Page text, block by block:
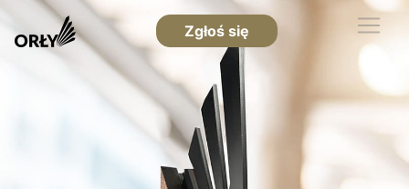
Zgłoś się